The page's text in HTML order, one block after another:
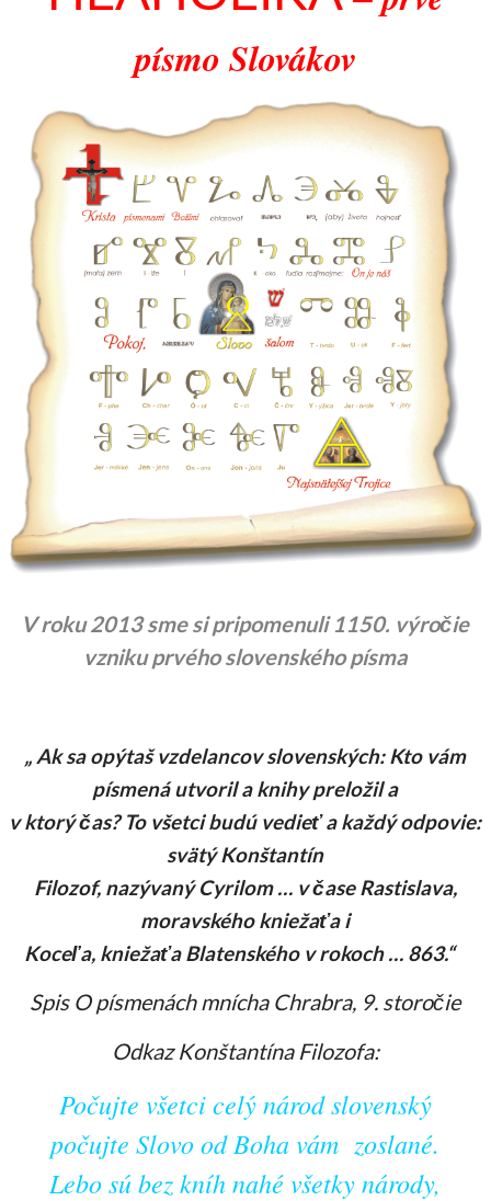
písmo Slovákov
V roku 2013 sme si pripomenuli 1150. výročie
vzniku prvého slovenského písma
„ Ak sa opýtaš vzdelancov slovenských: Kto vám
písmená utvoril a knihy preložil a
v ktorý čas? To všetci budú vedieť a každý odpovie:
svätý Konštantín
Filozof, nazývaný Cyrilom … v čase Rastislava,
moravského kniežaťa i
Koceľa, kniežaťa Blatenského v rokoch … 863.“
Spis O písmenách mnícha Chrabra, 9. storočie
Odkaz Konštantína Filozofa:
Počujte všetci celý národ slovenský
počujte Slovo od Boha vám zoslané.
Lebo sú bez kníh nahé všetky národy,